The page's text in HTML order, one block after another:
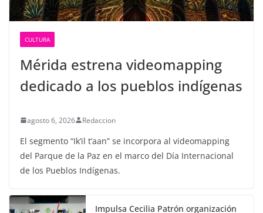
CULTURA
Mérida estrena videomapping
dedicado a los pueblos indígenas
agosto 6, 2026 Redaccion
El segmento “Ik’il t’aan” se incorpora al videomapping
del Parque de la Paz en el marco del Día Internacional
de los Pueblos Indígenas.
Impulsa Cecilia Patrón organización